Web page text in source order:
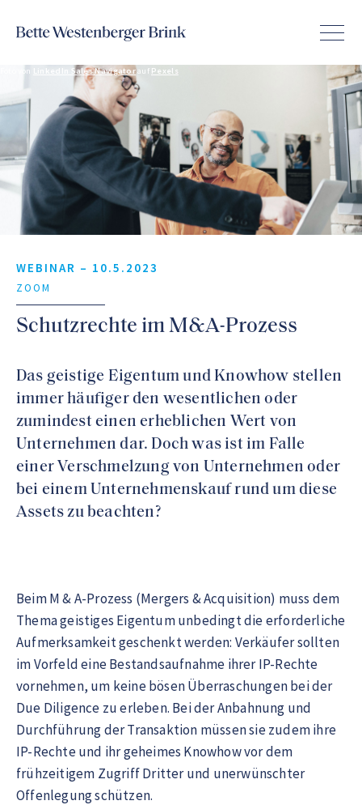
Foto von LinkedIn Sales Navigatorauf Pexels
WEBINAR – 10.5.2023
ZOOM
Schutzrechte im M&A-Prozess
Das geistige Eigentum und Knowhow stellen
immer häufiger den wesentlichen oder
zumindest einen erheblichen Wert von
Unternehmen dar. Doch was ist im Falle
einer Verschmelzung von Unternehmen oder
bei einem Unternehmenskauf rund um diese
Assets zu beachten?
Beim M & A-Prozess (Mergers & Acquisition) muss dem
Thema geistiges Eigentum unbedingt die erforderliche
Aufmerksamkeit geschenkt werden: Verkäufer sollten
im Vorfeld eine Bestandsaufnahme ihrer IP-Rechte
vornehmen, um keine bösen Überraschungen bei der
Due Diligence zu erleben. Bei der Anbahnung und
Durchführung der Transaktion müssen sie zudem ihre
IP-Rechte und ihr geheimes Knowhow vor dem
frühzeitigem Zugriff Dritter und unerwünschter
Offenlegung schützen.